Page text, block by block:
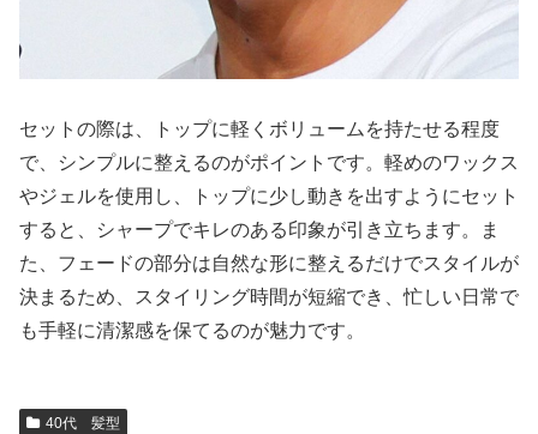
セットの際は、トップに軽くボリュームを持たせる程度
で、シンプルに整えるのがポイントです。軽めのワックス
やジェルを使用し、トップに少し動きを出すようにセット
すると、シャープでキレのある印象が引き立ちます。ま
た、フェードの部分は自然な形に整えるだけでスタイルが
決まるため、スタイリング時間が短縮でき、忙しい日常で
も手軽に清潔感を保てるのが魅力です。
40代 髪型